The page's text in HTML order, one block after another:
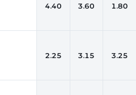
4.40 3.60 1.80
2.25 3.15 3.25